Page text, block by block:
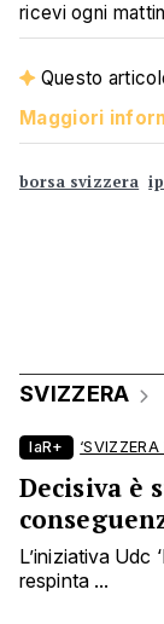
ricevi ogni
Questo
Maggiori
borsa svizzera
SVIZZERA
laR+
Decisiva è
L’iniziativa Udc
respinta ...